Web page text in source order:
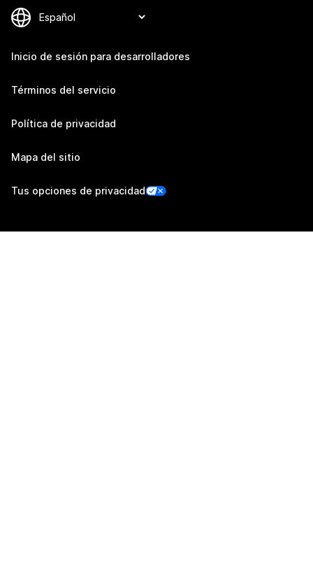
Inicio de sesión para desarrolladores
Términos del servicio
Política de privacidad
Mapa del sitio
Tus opciones de privacidad